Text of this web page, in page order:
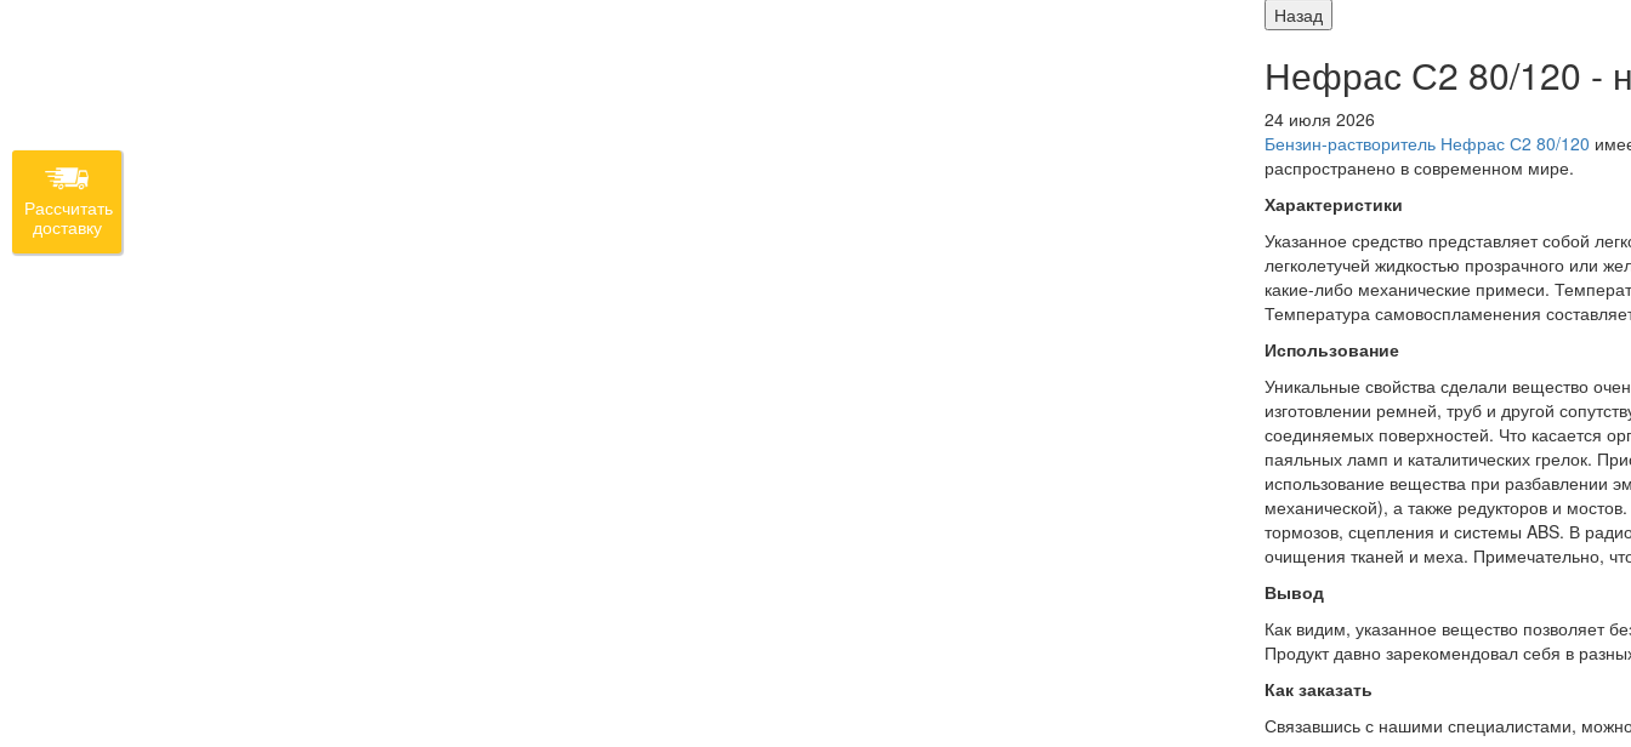
Назад
Нефрас С2 80/120 -
24 июля 2026
Бензин-растворитель Нефрас С2 80/120
распространено в современном мире.
Характеристики
Указанное средство представляет собой
легколетучей жидкостью прозрачного или
какие-либо механические примеси.
Температура самовоспламенения
Использование
Уникальные свойства сделали вещество
изготовлении ремней, труб и другой
соединяемых поверхностей. Что касается
паяльных ламп и каталитических грелок.
использование вещества при разбавлении
механической), а также редукторов и
тормозов, сцепления и системы ABS. В
очищения тканей и меха. Примечательно,
Вывод
Как видим, указанное вещество позволяет
Продукт давно зарекомендовал себя в
Как заказать
Связавшись с нашими специалистами,
Рассчитать
доставку